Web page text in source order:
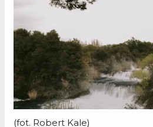
(fot. Robert Kale)